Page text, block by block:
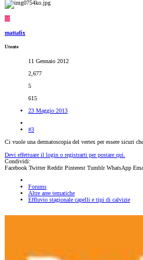
M
mattafix
Utente
11 Gennaio 2012
2,677
5
615
23 Maggio 2013
#3
Ci vuole una dermatoscopia del vertex per essere sicuri
Devi effettuare il login o registrarti per postare qui.
Condividi:
Facebook Twitter Reddit Pinterest Tumblr WhatsApp
Forums
Altre aree tematiche
Effluvio stagionale capelli e tipi di calvizie